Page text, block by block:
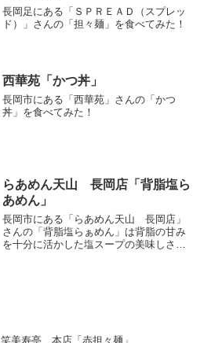
長岡足にある「ＳＰＲＥＡＤ（スプレッ
ド）」さんの「担々麺」を食べてみた！
西華苑「かつ丼」
長岡市にある「西華苑」さんの「かつ
丼」を食べてみた！
らあめん天山 長岡店「背脂塩ら
あめん」
長岡市にある「らあめん天山 長岡店」
さんの「背脂塩らぁめん」は背脂の甘み
を十分に活かした塩スープの美味しさが
笑美寿亭 本店「赤担々麺」